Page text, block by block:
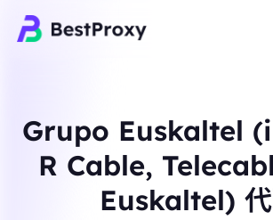
Grupo Euskaltel
R Cable,
Euskaltel)